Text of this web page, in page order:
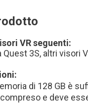
VR seguenti:
Quest 3S, altri visori
di 128 GB è
e deve